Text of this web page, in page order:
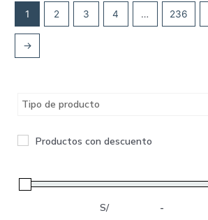
Tipo de producto
Productos con descuento
S/ -
1 2 3 4 … 236
→